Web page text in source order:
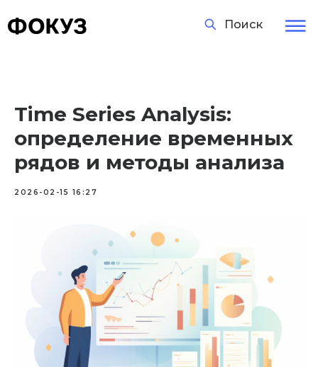
Поиск
Time Series Analysis:
определение временных
рядов и методы анализа
2026-02-15 16:27